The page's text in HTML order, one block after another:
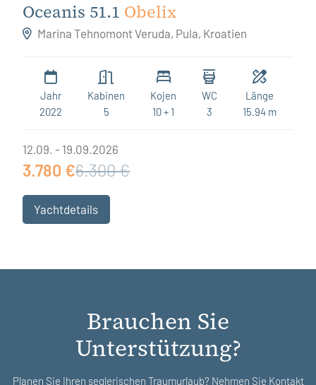
Oceanis 51.1 Obelix
Marina Tehnomont Veruda, Pula, Kroatien
Jahr
2022
Kabinen
5
Kojen
10 + 1
WC
3
Länge
15.94 m
12.09. - 19.09.2026
3.780 €6.300 €
Yachtdetails
Brauchen Sie
Unterstützung?
Planen Sie Ihren seglerischen Traumurlaub? Nehmen Sie Kontakt